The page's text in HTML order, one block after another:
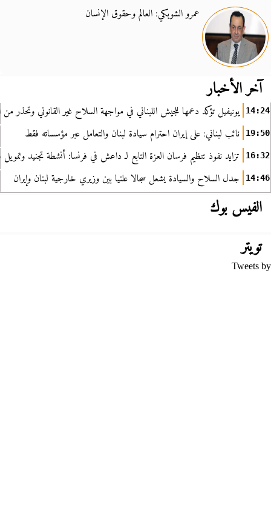
عمرو الشوبكي: العالم وحقوق الإنسان
آخر الأخبار
14:24 يونيفيل تؤكد دعمها للجيش اللبناني في مواجهة السلاح غير القانوني وتحذر من
19:50 نائب لبناني: على إيران احترام سيادة لبنان والتعامل عبر مؤسساته فقط
16:32 تزايد نفوذ تنظيم فرسان العزة التابع لـ داعش في فرنسا: أنشطة تجنيد
14:46 جدل السلاح والسيادة يشعل سجالا علنيا بين وزيري خارجية لبنان وإيران
الفيس بوك
تويتر
Tweets by